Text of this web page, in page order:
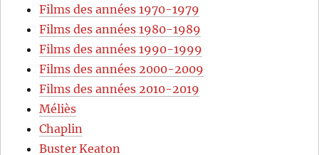
Films des années 1970-1979
Films des années 1980-1989
Films des années 1990-1999
Films des années 2000-2009
Films des années 2010-2019
Méliès
Chaplin
Buster Keaton